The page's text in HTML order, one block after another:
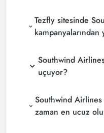
Tezfly sitesinde
Southwind
uçuyor?
Southwind
zaman en ucuz